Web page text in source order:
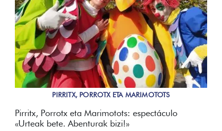
PIRRITX, PORROTX ETA MARIMOTOTS
Pirritx, Porrotx eta Marimotots: espectáculo
«Urteak bete. Abenturak bizi!»